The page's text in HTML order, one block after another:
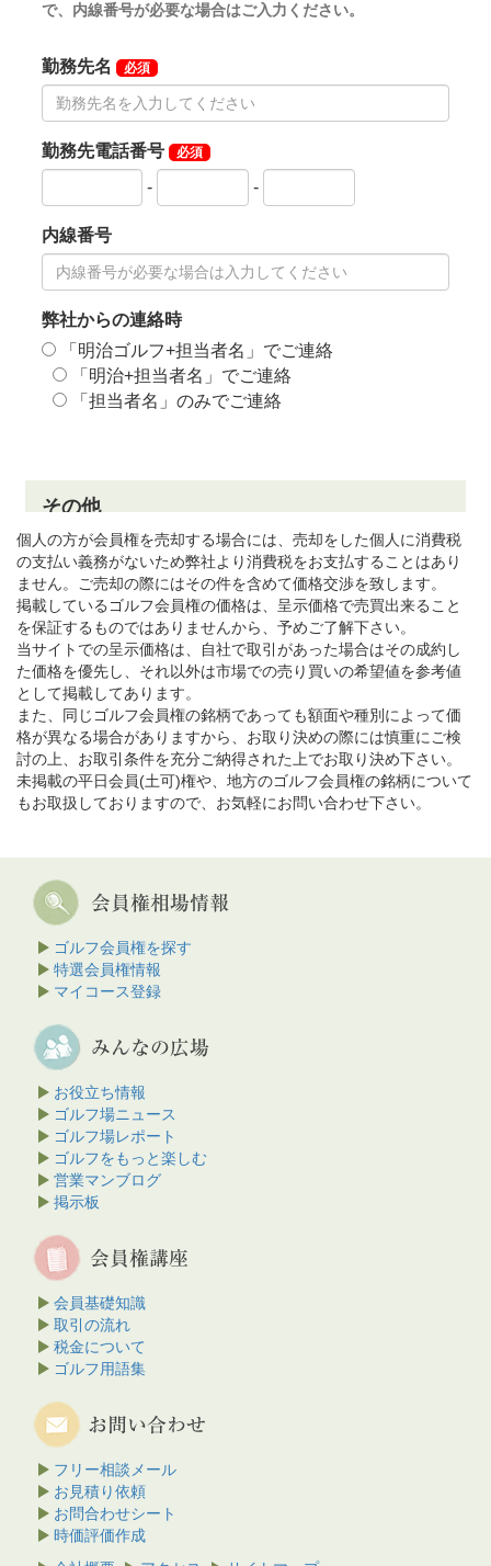
個人の方が会員権を売却する場合には、売却をした個人に消費税
の支払い義務がないため弊社より消費税をお支払することはあり
ません。ご売却の際にはその件を含めて価格交渉を致します。
掲載しているゴルフ会員権の価格は、呈示価格で売買出来ること
を保証するものではありませんから、予めご了解下さい。
当サイトでの呈示価格は、自社で取引があった場合はその成約し
た価格を優先し、それ以外は市場での売り買いの希望値を参考値
として掲載してあります。
また、同じゴルフ会員権の銘柄であっても額面や種別によって価
格が異なる場合がありますから、お取り決めの際には慎重にご検
討の上、お取引条件を充分ご納得された上でお取り決め下さい。
未掲載の平日会員(土可)権や、地方のゴルフ会員権の銘柄について
もお取扱しておりますので、お気軽にお問い合わせ下さい。
ゴルフ会員権を探す
特選会員権情報
マイコース登録
お役立ち情報
ゴルフ場ニュース
ゴルフ場レポート
ゴルフをもっと楽しむ
営業マンブログ
掲示板
会員基礎知識
取引の流れ
税金について
ゴルフ用語集
フリー相談メール
お見積り依頼
お問合わせシート
時価評価作成